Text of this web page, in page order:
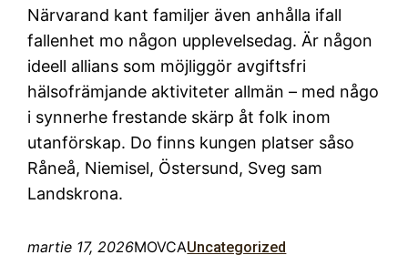
Närvarand kant familjer även anhålla ifall
fallenhet mo någon upplevelsedag. Är någon
ideell allians som möjliggör avgiftsfri
hälsofrämjande aktiviteter allmän – med någo
i synnerhe frestande skärp åt folk inom
utanförskap. Do finns kungen platser såso
Råneå, Niemisel, Östersund, Sveg sam
Landskrona.
martie 17, 2026MOVCAUncategorized